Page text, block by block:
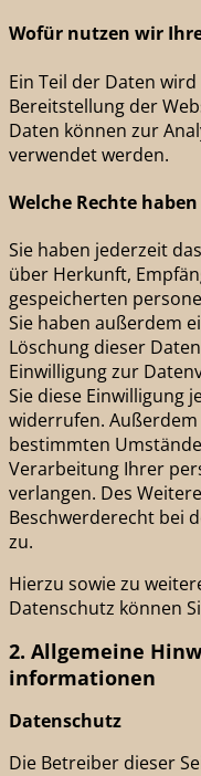
Wofür nutzen wir
Ein Teil der Daten
Bereitstellung der
Daten können zur
verwendet werden.
Welche Rechte
Sie haben jederzeit
über Herkunft,
gespeicherten
Sie haben außerdem
Löschung dieser
Einwilligung zur
Sie diese Einwilligung
widerrufen.
bestimmten
Verarbeitung Ihrer
verlangen. Des
Beschwerderecht bei
zu.
Hierzu sowie zu
Datenschutz können
2. Allgemeine
informationen
Datenschutz
Die Betreiber dieser